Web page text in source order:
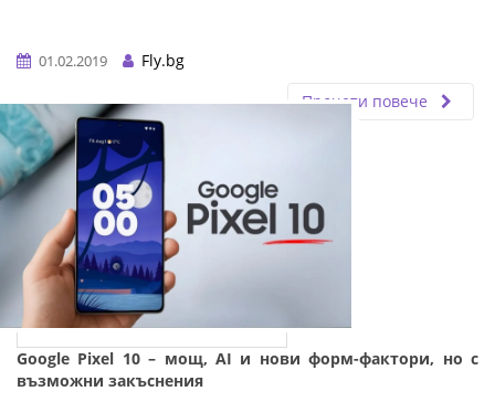
01.02.2019
Fly.bg
Прочети повече
Google Pixel 10 – мощ, AI и нови форм-фактори, но с
възможни закъснения